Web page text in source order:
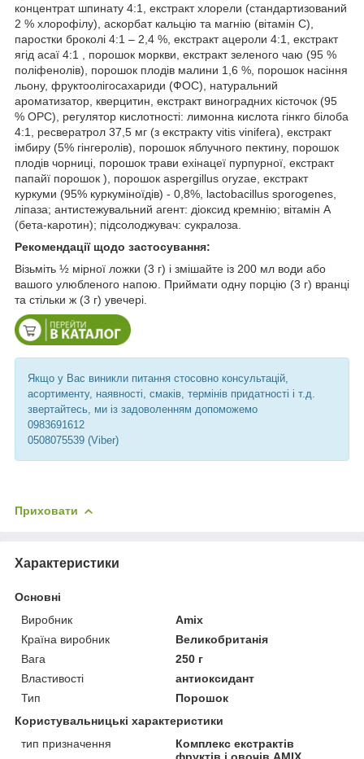
концентрат шпинату 4:1, екстракт хлорели (стандартизований
2 % хлорофілу), аскорбат кальцію та магнію (вітамін С),
паростки броколі 4:1 – 2,4 %, екстракт ацероли 4:1, екстракт
ягід асаї 4:1 , порошок моркви, екстракт зеленого чаю (95 %
поліфенолів), порошок плодів малини 1,6 %, порошок насіння
льону, фруктоолігосахариди (ФОС), натуральний
ароматизатор, кверцитин, екстракт виноградних кісточок (95
% OPC), регулятор кислотності: лимонна кислота гінкго білоба
4:1, ресвератрол 37,5 мг (з екстракту vitis vinifera), екстракт
імбиру (5% гінгеролів), порошок яблучного пектину, порошок
плодів чорниці, порошок трави ехінацеї пурпурної, екстракт
папайї порошок ), порошок aspergillus oryzae, екстракт
куркуми (95% куркуміноїдів) - 0,8%, lactobacillus sporogenes,
ліпаза; антистежувальний агент: діоксид кремнію; вітамін А
(бета-каротин); підсолоджувач: сукралоза.
Рекомендації щодо застосування:
Візьміть ½ мірної ложки (3 г) і змішайте із 200 мл води або
вашого улюбленого напою. Приймати одну порцію (3 г) вранці
та стільки ж (3 г) увечері.
Якщо у Вас виникли питання стосовно консультацій,
асортименту, наявності, смаків, термінів придатності і т.д.
звертайтесь, ми із задоволенням допоможемо
0983691612
0508075539 (Viber)
Приховати
Характеристики
Основні
Виробник
Amix
Країна виробник
Великобританія
Вага
250 г
Властивості
антиоксидант
Тип
Порошок
Користувальницькі характеристики
тип призначення
Комплекс екстрактів
фруктів і овочів AMIX